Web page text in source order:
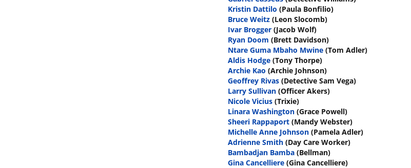
Kristin Dattilo (Paula Bonfilio)
Bruce Weitz (Leon Slocomb)
Ivar Brogger (Jacob Wolf)
Ryan Doom (Brett Davidson)
Ntare Guma Mbaho Mwine (Tom Adler)
Aldis Hodge (Tony Thorpe)
Archie Kao (Archie Johnson)
Geoffrey Rivas (Detective Sam Vega)
Larry Sullivan (Officer Akers)
Nicole Vicius (Trixie)
Linara Washington (Grace Powell)
Sheeri Rappaport (Mandy Webster)
Michelle Anne Johnson (Pamela Adler)
Adrienne Smith (Day Care Worker)
Bambadjan Bamba (Bellman)
Gina Cancelliere (Gina Cancelliere)